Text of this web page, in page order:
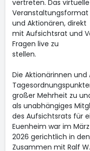
vertreten. Das virtuelle
und Aktionären, direkt
mit Aufsichtsrat und
Fragen live zu
stellen.
Die Aktionärinnen
großer Mehrheit zu
als unabhängiges
des Aufsichtsrats für
Euenheim war im März
2026 gerichtlich in
Zusammen mit Ralf W.